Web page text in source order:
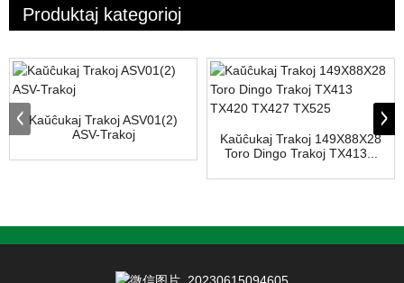
Produktaj kategorioj
Kaŭĉukaj Trakoj ASV01(2)
ASV-Trakoj
Kaŭĉukaj Trakoj 149X88X28
Toro Dingo Trakoj TX413...